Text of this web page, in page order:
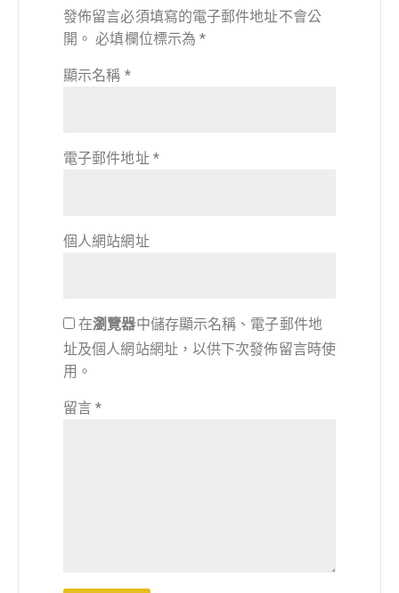
發佈留言必須填寫的電子郵件地址不會公
開。 必填欄位標示為*
顯示名稱 *
電子郵件地址 *
個人網站網址
在瀏覽器中儲存顯示名稱、電子郵件地
址及個人網站網址，以供下次發佈留言時使
用。
留言*